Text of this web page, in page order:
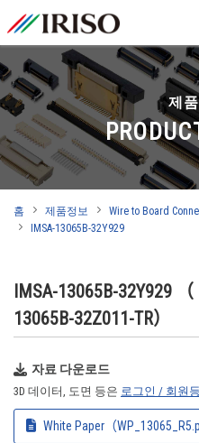
제
홈 제품정보 Wire to Board
IMSA-13065B-32Y929
IMSA-13065B-32Y929
13065B-32Z011-TR）
자료 다운로드
3D 데이터, 도면 등은 로그인 / 회원
White Paper（